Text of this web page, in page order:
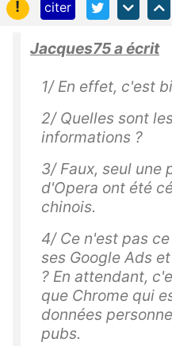
! citer
Jacques75 a écrit
1/ En effet, c'est
2/ Quelles sont
informations ?
3/ Faux, seul
d'Opera ont été
chinois.
4/ Ce n'est pas
ses Google Ads
? En attendant,
que Chrome qui
données
pubs.